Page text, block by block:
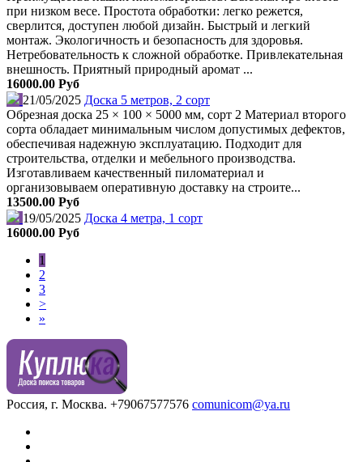
при низком весе. Простота обработки: легко режется,
сверлится, доступен любой дизайн. Быстрый и легкий
монтаж. Экологичность и безопасность для здоровья.
Нетребовательность к сложной обработке. Привлекательная
внешность. Приятный природный аромат ...
16000.00 Руб
21/05/2025 Доска 5 метров, 2 сорт
Обрезная доска 25 × 100 × 5000 мм, сорт 2 Материал второго
сорта обладает минимальным числом допустимых дефектов,
обеспечивая надежную эксплуатацию. Подходит для
строительства, отделки и мебельного производства.
Изготавливаем качественный пиломатериал и
организовываем оперативную доставку на строите...
13500.00 Руб
19/05/2025 Доска 4 метра, 1 сорт
16000.00 Руб
1
2
3
>
»
Россия, г. Москва. +79067577576 comunicom@ya.ru